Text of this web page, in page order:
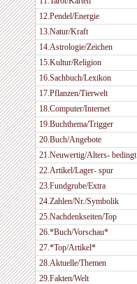
12.Pendel/Energie
13.Natur/Kraft
14.Astrologie/Zeichen
15.Kultur/Religion
16.Sachbuch/Lexikon
17.Pflanzen/Tierwelt
18.Computer/Internet
19.Buchthema/Trigger
20.Buch/Angebote
21.Neuwertig/Alters- bedingt
22.Artikel/Lager- spur
23.Fundgrube/Extra
24.Zahlen/Nr./Symbolik
25.Nachdenkseiten/Top
26.*Buch/Vorschau*
27.*Top/Artikel*
28.Aktuelle/Themen
29.Fakten/Welt